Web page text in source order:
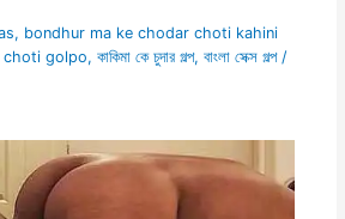
, bondhur ma ke chodar choti kahini
choti golpo, কাকিমা কে চুদার গল্প, বাংলা সেক্স গল্প/